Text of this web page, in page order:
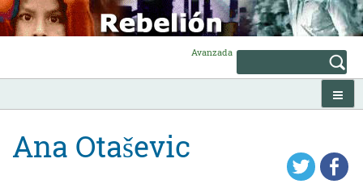
Skip
to
content
Avanzada
Ana Otaševic